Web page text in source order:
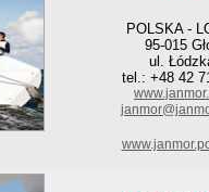
POLSKA -
95-015
ul.
tel.: +48 42